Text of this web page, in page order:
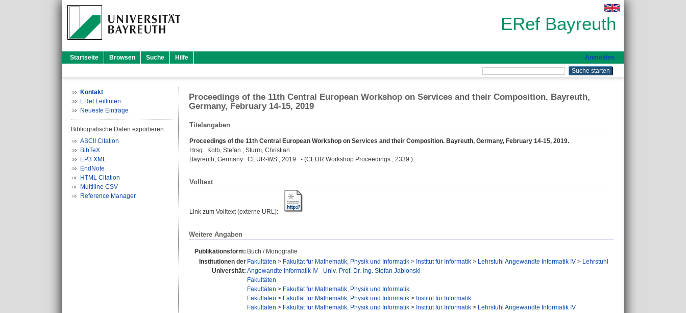
ERef Bayreuth
Startseite Browsen Suche Hilfe Anmelden
Kontakt
ERef Leitlinien
Neueste Einträge
Bibliografische Daten exportieren
ASCII Citation
BibTeX
EP3 XML
EndNote
HTML Citation
Multiline CSV
Reference Manager
Proceedings of the 11th Central European Workshop on Services and their Composition. Bayreuth,
Germany, February 14-15, 2019
Titelangaben
Proceedings of the 11th Central European Workshop on Services and their Composition. Bayreuth, Germany, February 14-15, 2019.
Hrsg.: Kolb, Stefan ; Sturm, Christian
Bayreuth, Germany : CEUR-WS , 2019 . - (CEUR Workshop Proceedings ; 2339 )
Volltext
Link zum Volltext (externe URL):
Weitere Angaben
Publikationsform: Buch / Monografie
Institutionen der
Universität:
Fakultäten > Fakultät für Mathematik, Physik und Informatik > Institut für Informatik > Lehrstuhl Angewandte Informatik IV > Lehrstuhl
Angewandte Informatik IV - Univ.-Prof. Dr.-Ing. Stefan Jablonski
Fakultäten
Fakultäten > Fakultät für Mathematik, Physik und Informatik
Fakultäten > Fakultät für Mathematik, Physik und Informatik > Institut für Informatik
Fakultäten > Fakultät für Mathematik, Physik und Informatik > Institut für Informatik > Lehrstuhl Angewandte Informatik IV